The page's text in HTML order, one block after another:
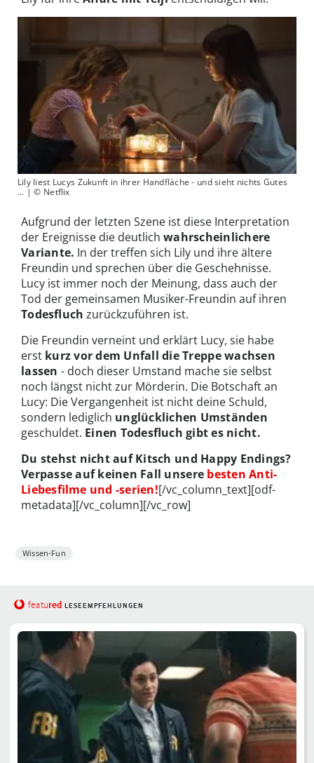
Lily liest Lucys Zukunft in ihrer Handfläche - und sieht nichts Gutes
... | © Netflix
Aufgrund der letzten Szene ist diese Interpretation
der Ereignisse die deutlich wahrscheinlichere
Variante. In der treffen sich Lily und ihre ältere
Freundin und sprechen über die Geschehnisse.
Lucy ist immer noch der Meinung, dass auch der
Tod der gemeinsamen Musiker-Freundin auf ihren
Todesfluch zurückzuführen ist.
Die Freundin verneint und erklärt Lucy, sie habe
erst kurz vor dem Unfall die Treppe wachsen
lassen - doch dieser Umstand mache sie selbst
noch längst nicht zur Mörderin. Die Botschaft an
Lucy: Die Vergangenheit ist nicht deine Schuld,
sondern lediglich unglücklichen Umständen
geschuldet. Einen Todesfluch gibt es nicht.
Du stehst nicht auf Kitsch und Happy Endings?
Verpasse auf keinen Fall unsere besten Anti-
Liebesfilme und -serien![/vc_column_text][odf-
metadata][/vc_column][/vc_row]
Wissen-Fun
featured LESEEMPFEHLUNGEN